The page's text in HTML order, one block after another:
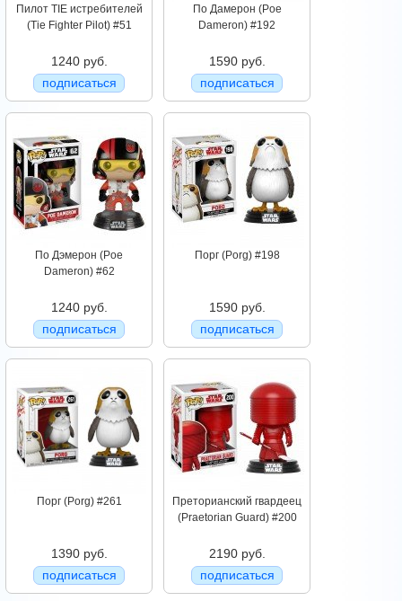
Пилот TIE истребителей
(Tie Fighter Pilot) #51
1240 руб.
подписаться
По Дамерон (Poe
Dameron) #192
1590 руб.
подписаться
По Дэмерон (Poe
Dameron) #62
1240 руб.
подписаться
Порг (Porg) #198
1590 руб.
подписаться
Порг (Porg) #261
1390 руб.
подписаться
Преторианский гвардеец
(Praetorian Guard) #200
2190 руб.
подписаться